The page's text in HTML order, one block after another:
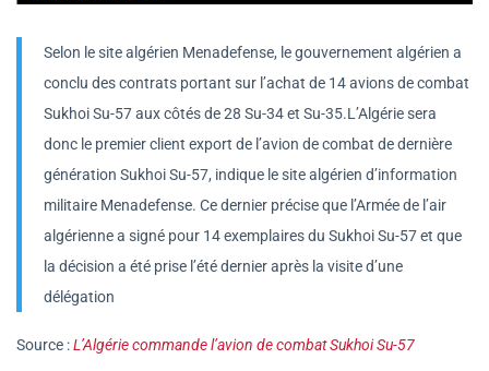
Selon le site algérien Menadefense, le gouvernement algérien a
conclu des contrats portant sur l’achat de 14 avions de combat
Sukhoi Su-57 aux côtés de 28 Su-34 et Su-35.L’Algérie sera
donc le premier client export de l’avion de combat de dernière
génération Sukhoi Su-57, indique le site algérien d’information
militaire Menadefense. Ce dernier précise que l’Armée de l’air
algérienne a signé pour 14 exemplaires du Sukhoi Su-57 et que
la décision a été prise l’été dernier après la visite d’une
délégation
Source :L’Algérie commande l’avion de combat Sukhoi Su-57